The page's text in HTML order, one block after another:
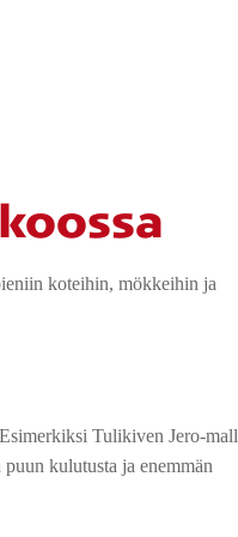
koteihin, mökkeihin ja
Tulikiven Jero-
kulutusta ja enemmän